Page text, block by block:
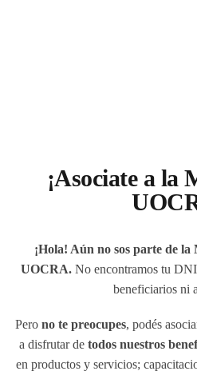
¡Asociate a la
¡Hola! Aún no sos parte de
UOCRA. No encontramos tu DNI
beneficiarios ni
Pero no te preocupes, podés
a disfrutar de todos nuestros
en productos y servicios;